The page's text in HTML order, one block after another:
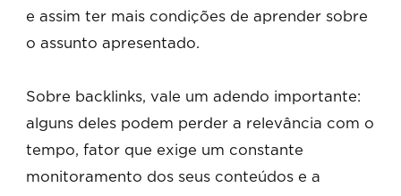
e assim ter mais condições de aprender sobre
o assunto apresentado.
Sobre backlinks, vale um adendo importante:
alguns deles podem perder a relevância com o
tempo, fator que exige um constante
monitoramento dos seus conteúdos e a